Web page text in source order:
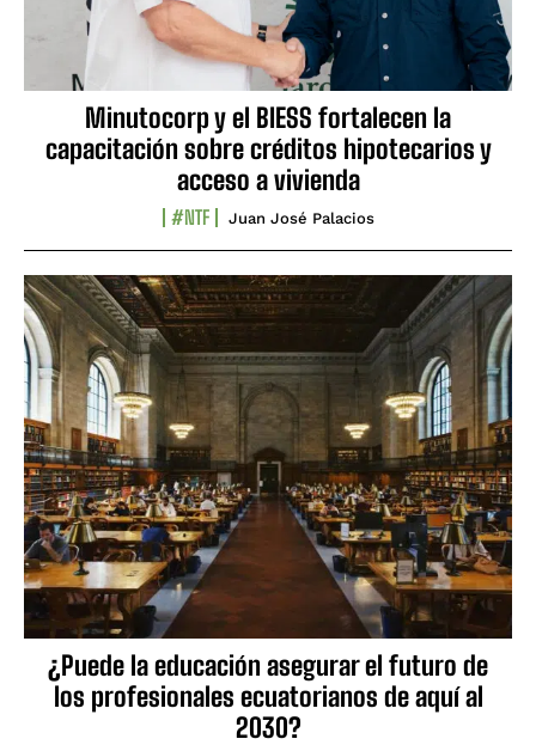
Minutocorp y el BIESS fortalecen la
capacitación sobre créditos hipotecarios y
acceso a vivienda
#NTF Juan José Palacios
¿Puede la educación asegurar el futuro de
los profesionales ecuatorianos de aquí al
2030?